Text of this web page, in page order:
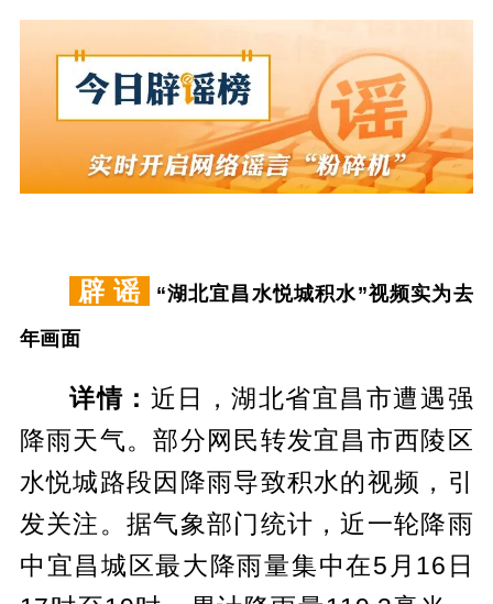
辟 谣 “湖北宜昌水悦城积水”视频实为去
年画面
详情： 近日，湖北省宜昌市遭遇强
降雨天气。部分网民转发宜昌市西陵区
水悦城路段因降雨导致积水的视频，引
发关注。据气象部门统计，近一轮降雨
中宜昌城区最大降雨量集中在5月16日